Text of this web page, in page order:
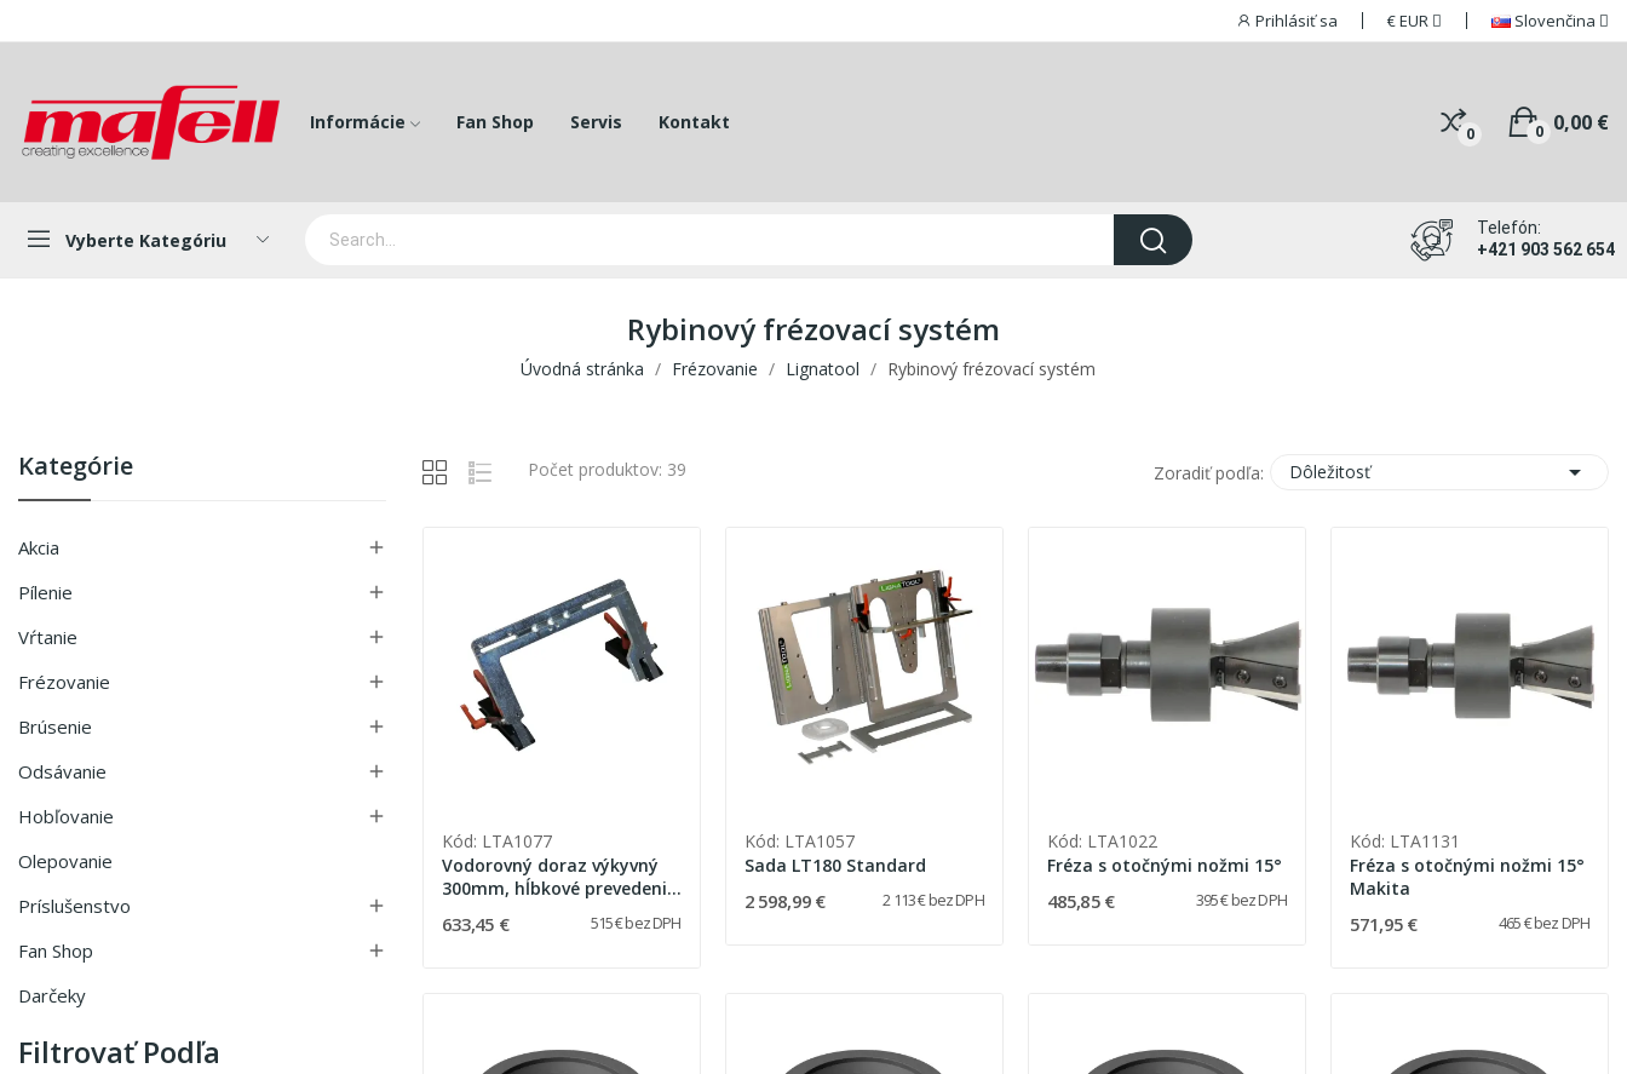
Prihlásiť sa €EUR Slovenčina
Informácie Fan Shop Servis Kontakt
0 0,00 €
0
Vyberte Kategóriu
Telefón:
+421 903 562 654
Rybinový frézovací systém
Úvodná stránka Frézovanie Lignatool Rybinový frézovací systém
Kategórie
Akcia 
Pílenie 
Vŕtanie 
Frézovanie 
Brúsenie 
Odsávanie 
Hobľovanie 
Olepovanie
Príslušenstvo

Fan Shop 
Darčeky
Filtrovať Podľa
Počet produktov: 39 Zoradiť podľa: Dôležitosť 
Kód: LTA1077
Vodorovný doraz výkyvný
300mm, hĺbkové prevedenie
135 mm (LT060 / LT080 /
LT120)
633,45 € 515 € bez DPH
Kód: LTA1057
Sada LT180 Standard
2 598,99 € 2 113 € bez DPH
Kód: LTA1022
Fréza s otočnými nožmi 15°
485,85 € 395 € bez DPH
Kód: LTA1131
Fréza s otočnými nožmi 15°
Makita
571,95 € 465 € bez DPH